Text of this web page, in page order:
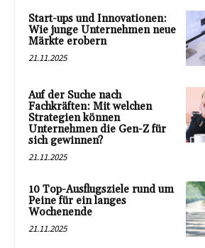
Start-ups und Innovationen:
Wie junge Unternehmen neue
Märkte erobern
21.11.2025
Auf der Suche nach
Fachkräften: Mit welchen
Strategien können
Unternehmen die Gen-Z für
sich gewinnen?
21.11.2025
10 Top-Ausflugsziele rund um
Peine für ein langes
Wochenende
21.11.2025